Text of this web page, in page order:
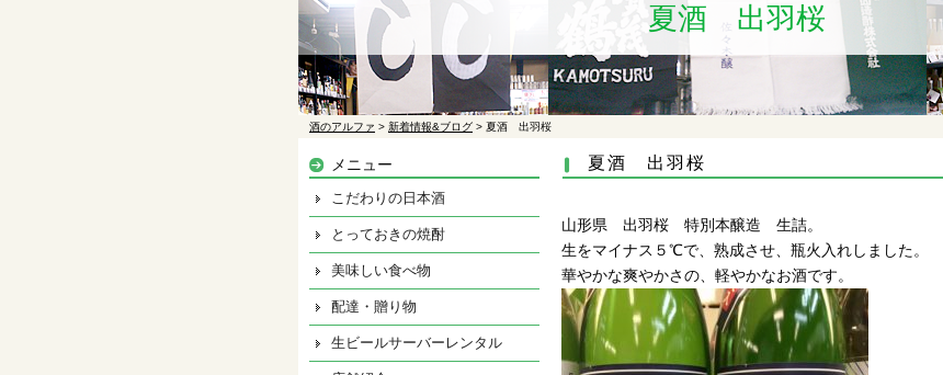
夏酒 出羽桜
酒のアルファ > 新着情報&ブログ > 夏酒 出羽桜
夏酒 出羽桜
山形県 出羽桜 特別本醸造 生詰。
生をマイナス５℃で、熟成させ、瓶火入れしました。
華やかな爽やかさの、軽やかなお酒です。
メニュー
こだわりの日本酒
とっておきの焼酎
美味しい食べ物
配達・贈り物
生ビールサーバーレンタル